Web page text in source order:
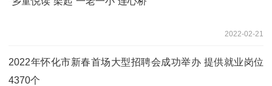
2022-02-21
2022年怀化市新春首场大型招聘会成功举办 提供就业岗位
4370个